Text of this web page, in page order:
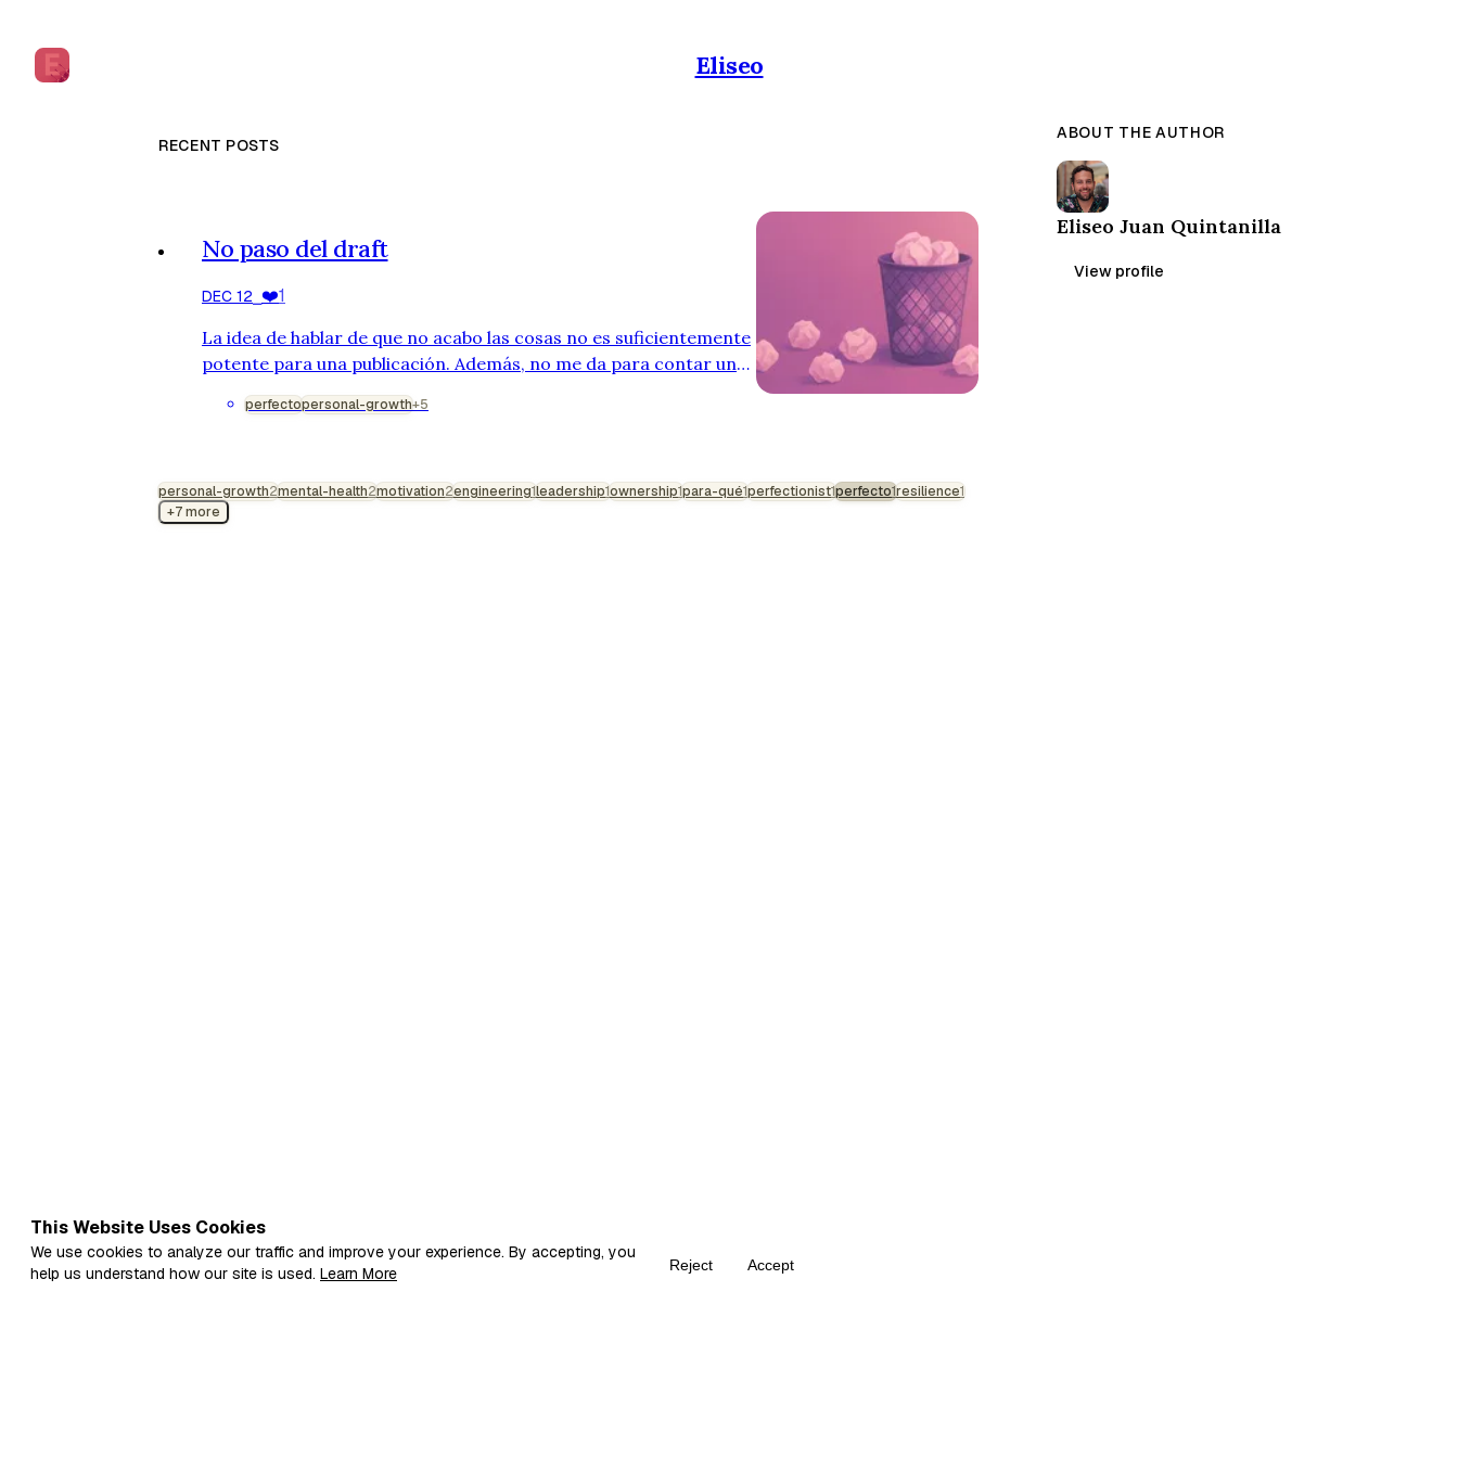
Eliseo
RECENT POSTS
No paso del draft
DEC 12 ❤️1
La idea de hablar de que no acabo las cosas no es suficientemente
potente para una publicación. Además, no me da para contar una
historia, algo profundo con lo que conectar con la gente. No
tengo suficiente contenido ni una estructura clara para
curioso porque esto …
perfectopersonal-growth+5
personal-growth2mental-health2motivation2engineering1leadership1ownership1para-qué1perfectionist1perfecto1resilience1
+7 more
ABOUT THE AUTHOR
Eliseo Juan Quintanilla
View profile
This Website Uses Cookies
We use cookies to analyze our traffic and improve your experience. By accepting, you
help us understand how our site is used. Learn More Reject Accept